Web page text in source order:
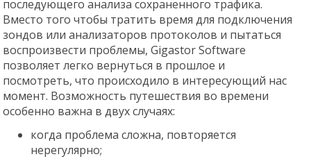
последующего анализа сохраненного трафика.
Вместо того чтобы тратить время для подключения
зондов или анализаторов протоколов и пытаться
воспроизвести проблемы, Gigastor Software
позволяет легко вернуться в прошлое и
посмотреть, что происходило в интересующий нас
момент. Возможность путешествия во времени
особенно важна в двух случаях:
когда проблема сложна, повторяется
нерегулярно;